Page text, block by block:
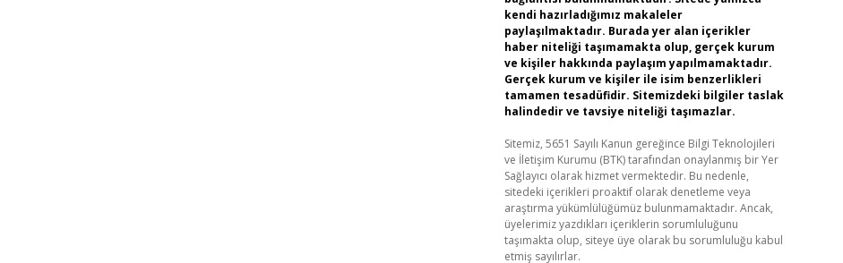
kendi hazırladığımız makaleler
paylaşılmaktadır. Burada yer alan içerikler
haber niteliği taşımamakta olup, gerçek kurum
ve kişiler hakkında paylaşım yapılmamaktadır.
Gerçek kurum ve kişiler ile isim benzerlikleri
tamamen tesadüfidir. Sitemizdeki bilgiler taslak
halindedir ve tavsiye niteliği taşımazlar.
Sitemiz, 5651 Sayılı Kanun gereğince Bilgi Teknolojileri
ve İletişim Kurumu (BTK) tarafından onaylanmış bir Yer
Sağlayıcı olarak hizmet vermektedir. Bu nedenle,
sitedeki içerikleri proaktif olarak denetleme veya
araştırma yükümlülüğümüz bulunmamaktadır. Ancak,
üyelerimiz yazdıkları içeriklerin sorumluluğunu
taşımakta olup, siteye üye olarak bu sorumluluğu kabul
etmiş sayılırlar.